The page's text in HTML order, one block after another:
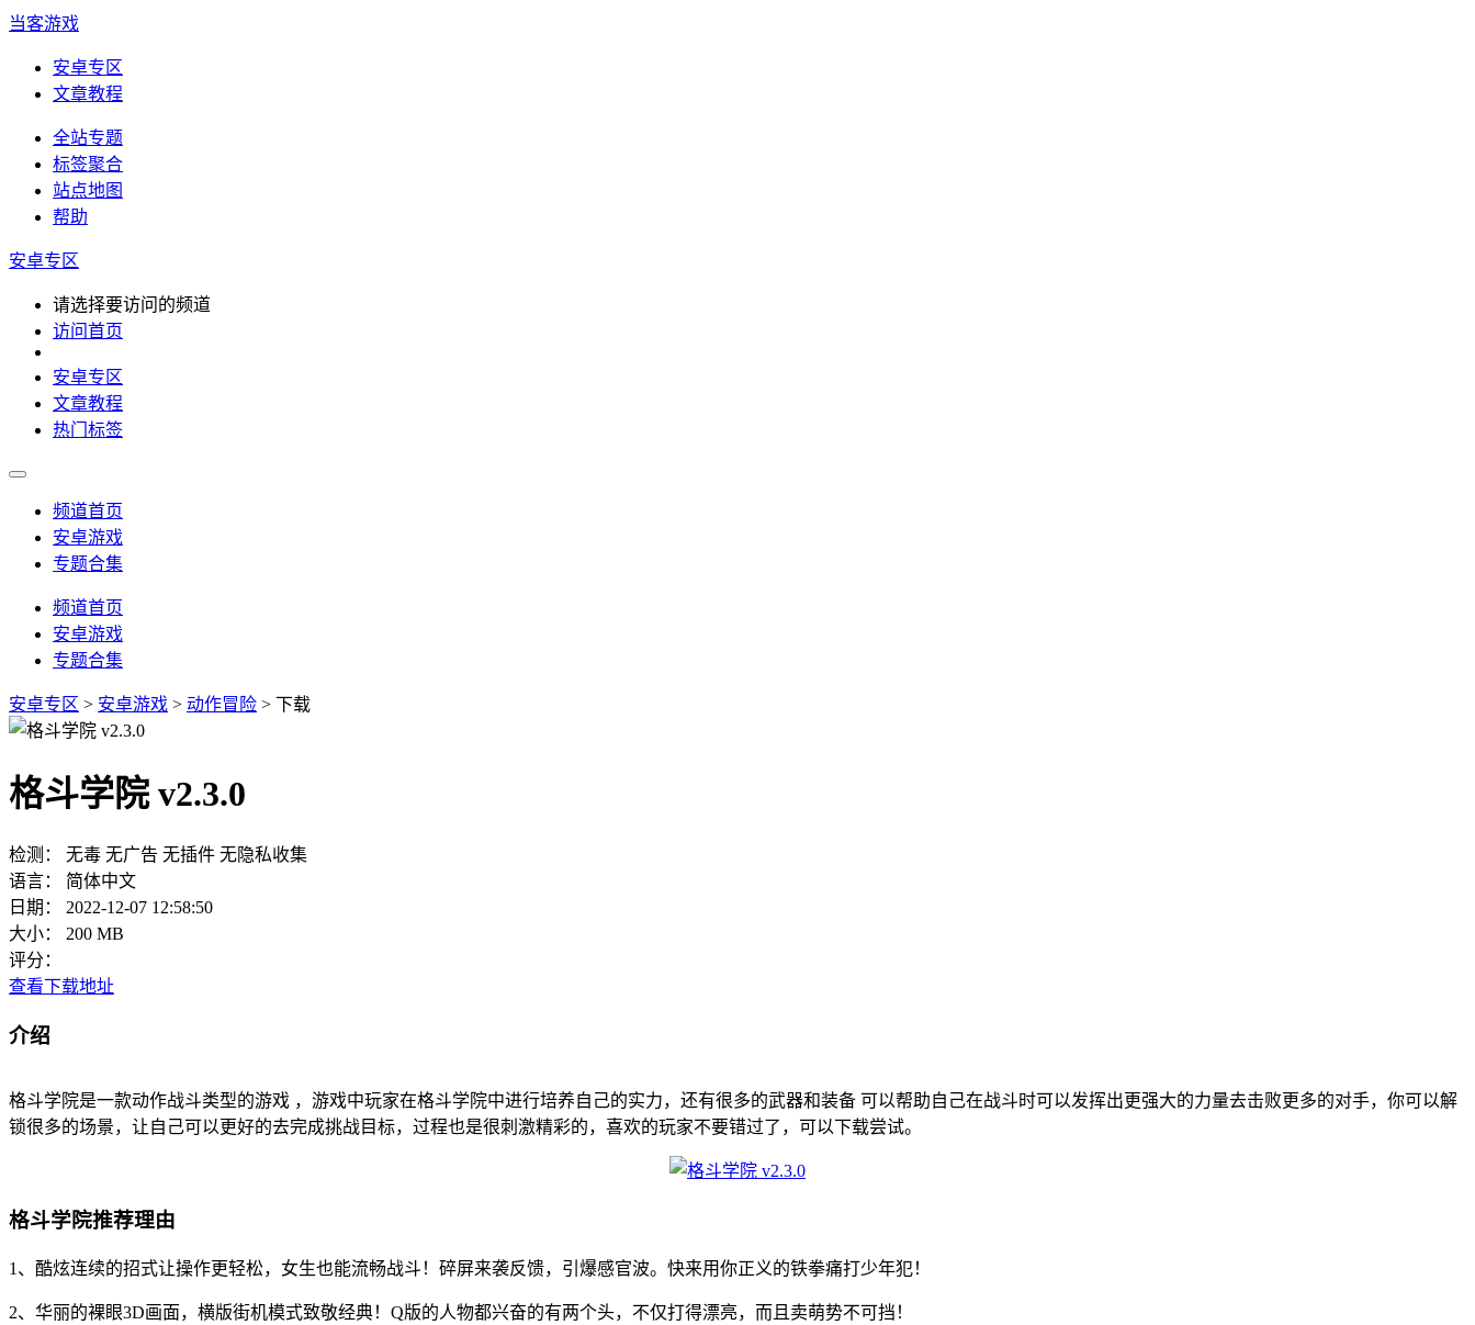
当客游戏
安卓专区
文章教程
全站专题
标签聚合
站点地图
帮助
安卓专区
请选择要访问的频道
访问首页
安卓专区
文章教程
热门标签
频道首页
安卓游戏
专题合集
频道首页
安卓游戏
专题合集
安卓专区 > 安卓游戏 > 动作冒险 > 下载
格斗学院 v2.3.0
检测： 无毒 无广告 无插件 无隐私收集
语言：
简体中文
日期：
2022-12-07 12:58:50
大小：
200 MB
评分：
查看下载地址
介绍
格斗学院是一款动作战斗类型的游戏 ，游戏中玩家在格斗学院中进行培养自己的实力，还有很多的武器和装备 可以帮助自己在战斗时可以发挥出更强大的力量去击败更多的对手，你可以解
锁很多的场景，让自己可以更好的去完成挑战目标，过程也是很刺激精彩的，喜欢的玩家不要错过了，可以下载尝试。
格斗学院推荐理由
1、酷炫连续的招式让操作更轻松，女生也能流畅战斗！碎屏来袭反馈，引爆感官波。快来用你正义的铁拳痛打少年犯！
2、华丽的裸眼3D画面，横版街机模式致敬经典！Q版的人物都兴奋的有两个头，不仅打得漂亮，而且卖萌势不可挡！